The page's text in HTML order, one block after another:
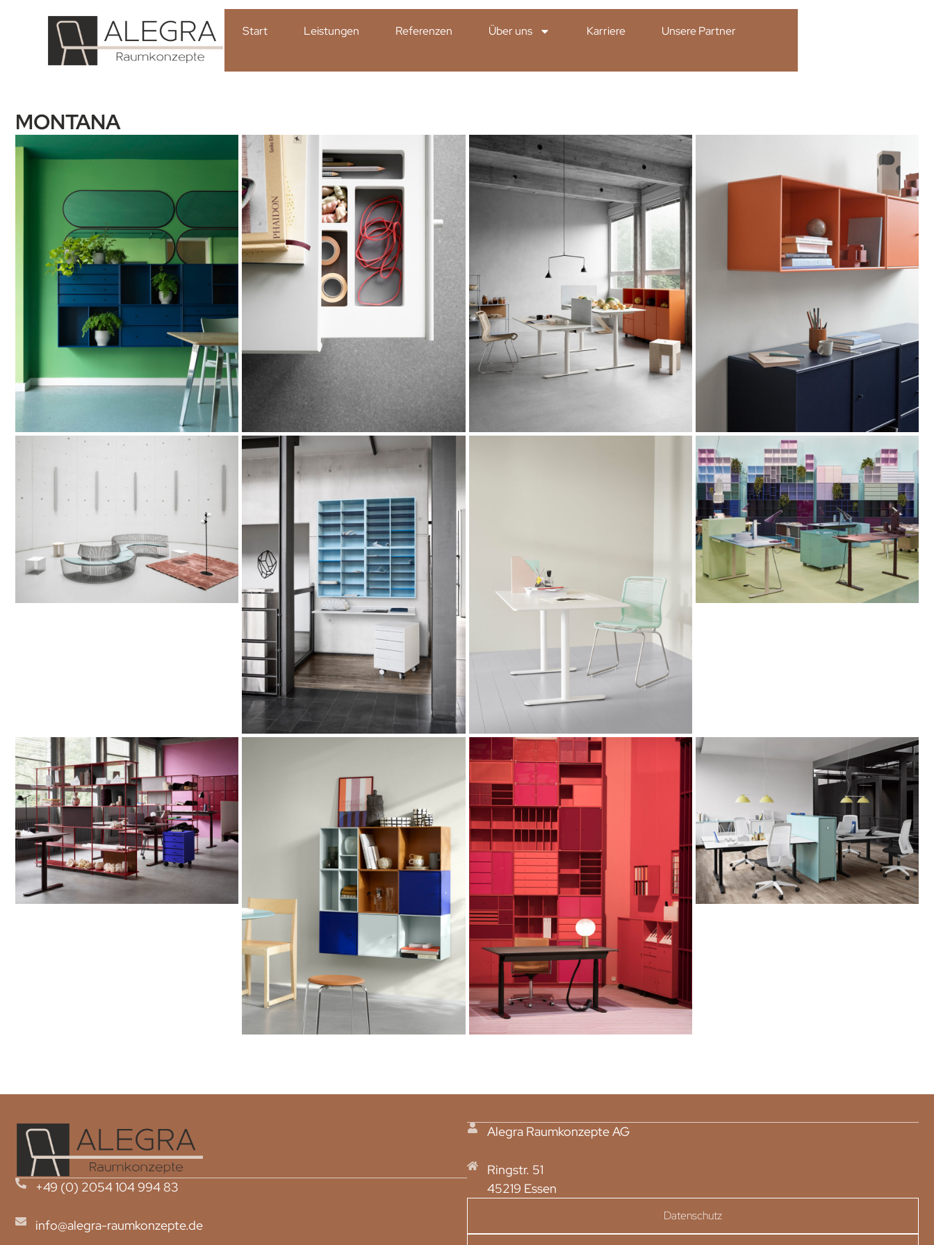
Start Leistungen Referenzen Über uns Karriere Unsere Partner
MONTANA
+49 (0) 2054 104 994 83
info@alegra-raumkonzepte.de
Alegra Raumkonzepte AG
Ringstr. 51
45219 Essen
Datenschutz